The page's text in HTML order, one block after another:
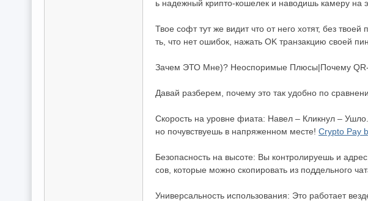
ь надежный крипто-кошелек и наводишь камеру на
Твое софт тут же видит что от него хотят, без
ть, что нет ошибок, нажать OK транзакцию своей
Зачем ЭТО Мне)? Неоспоримые Плюсы|Почему
Давай разберем, почему это так удобно по
Скорость на уровне фиата: Навел – Кликнул –
но почувствуешь в напряженном месте! Crypto Pay
Безопасность на высоте: Вы контролируешь и
сов, которые можно скопировать из поддельного
Универсальность использования: Это работает